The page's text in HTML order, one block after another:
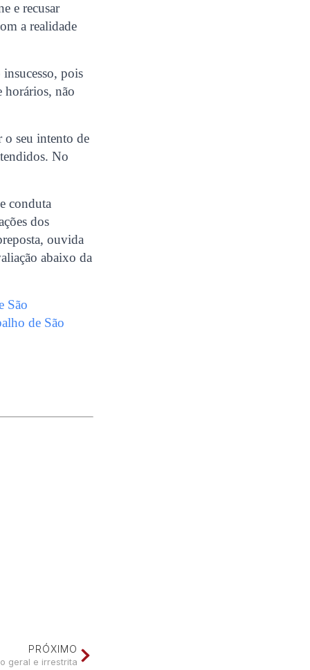
e recusar
a realidade
pois
horários, não
o seu intento de
No
conduta
dos
ouvida
abaixo da
São
de São
PRÓXIMO
geral e irrestrita